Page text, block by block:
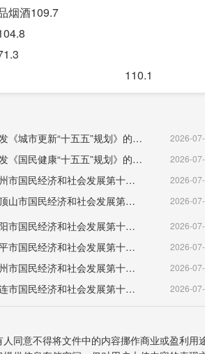
酒109.7
110.1
品及服务100.2
通信95.9
化和娱乐105.8
健100.4
品和服务 122.7
改革深入推进。年末规模以上工业
主营业务收入中的成本为91.7元，比
国务院关于印发《城市更新“十五五”规划》的通知（国发〔2026〕12号）
2026-
国务院关于印发《国民健康“十五五”规划》的通知 （国发〔2026〕23号） 2026-
（福建省）福州市国民经济和社会发展第十五个五年规划纲要 2026-
（河南省）平顶山市国民经济和社会发展第十五个五年规划纲要 2026-
（河南省）洛阳市国民经济和社会发展第十五个五年规划纲要 2026-
（福建省）南平市国民经济和社会发展第十五个五年规划纲要 2026-
（湖北省）随州市国民经济和社会发展第十五个五年规划纲要 2026-
（辽宁省）大连市国民经济和社会发展第十五个五年规划纲要 2026-
同意不得将文件中的内容挪作商业或盈利用途